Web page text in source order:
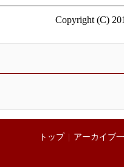
Copyright (C)
トップ アーカイブ